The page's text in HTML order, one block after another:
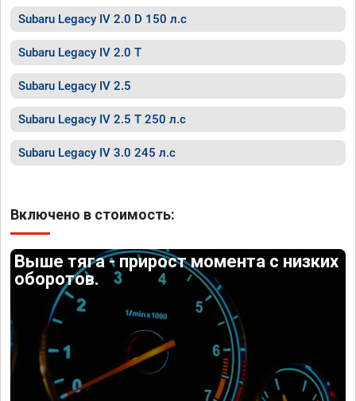
Subaru Legacy IV 2.0 D 150 л.с
Subaru Legacy IV 2.0 T
Subaru Legacy IV 2.5
Subaru Legacy IV 2.5 T 250 л.с
Subaru Legacy IV 3.0 245 л.с
Включено в стоимость:
Выше тяга - прирост момента с низких
оборотов.